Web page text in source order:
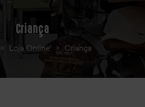
Criança
> Loja Online > Criança